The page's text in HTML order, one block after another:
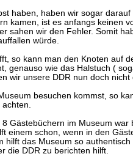
haben, haben wir sogar
kamen, ist es anfangs keinen
sahen wir den Fehler. Somit
würde.
so kann man den Knoten auf
genauso wie das Halstuch (
wir unsere DDR nun doch nicht
besuchen kommst, so
Gästebüchern im Museum
einem schon, wenn in den
hilft das Museum so
die DDR zu berichten hilft.